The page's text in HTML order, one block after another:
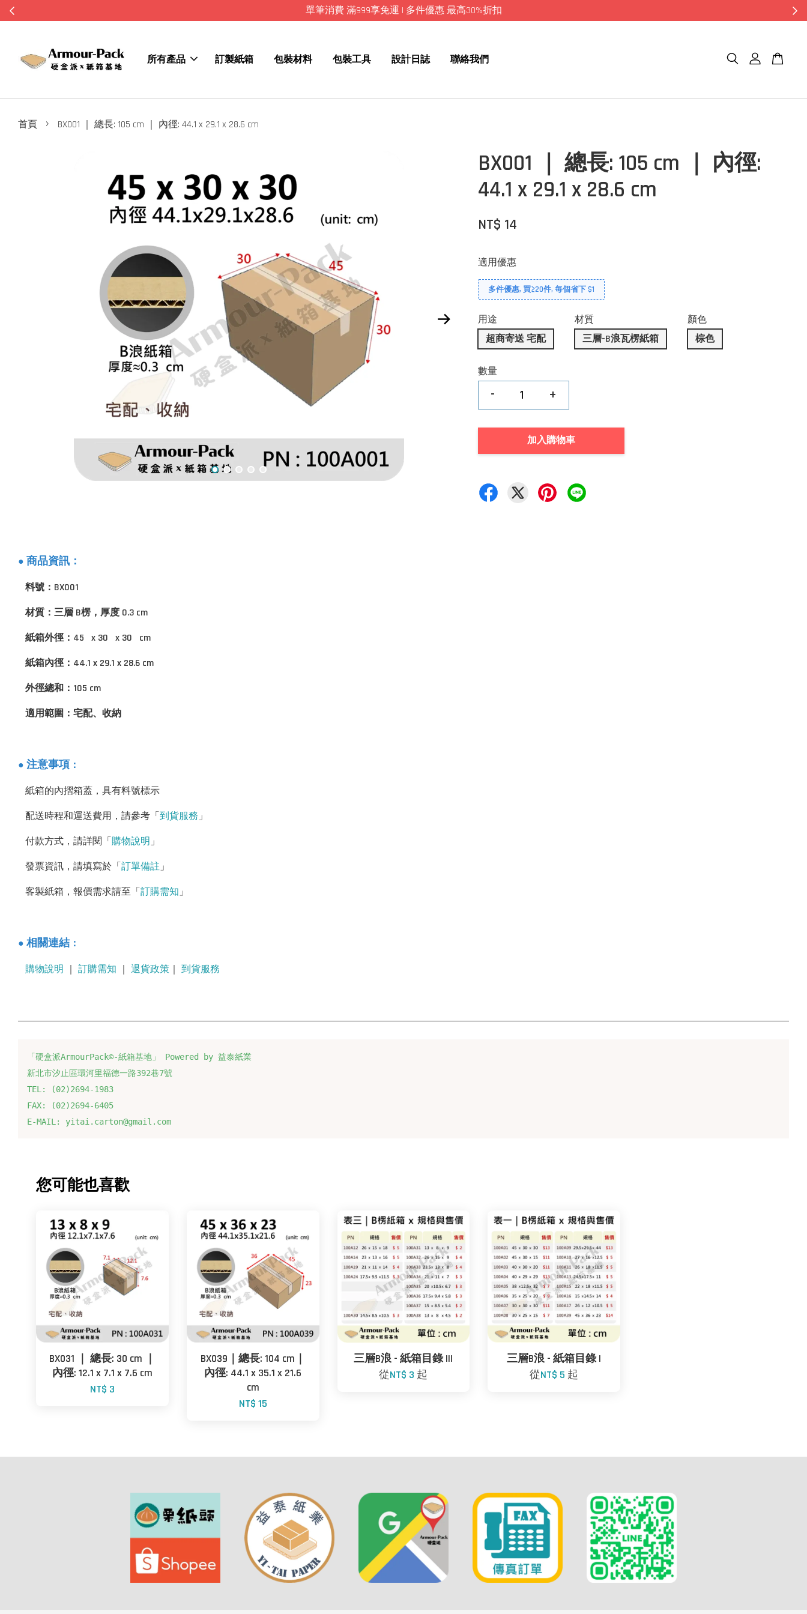
單筆消費 滿999享免運 | 多件優惠 最高30%折扣
所有產品 訂製紙箱 包裝材料 包裝工具 設計日誌 聯絡我們
首頁 › BX001 ｜ 總長: 105 cm ｜ 內徑: 44.1 x 29.1 x 28.6 cm
BX001 ｜ 總長: 105 cm ｜ 內徑:
44.1 x 29.1 x 28.6 cm
NT$ 14
適用優惠
多件優惠, 買≥20件, 每個省下 $1
用途
超商寄送 宅配
材質
三層-B浪瓦楞紙箱
顏色
棕色
數量
- +
加入購物車
● 商品資訊：
料號：BX001
材質：三層 B楞，厚度 0.3 cm
紙箱外徑：45 x 30 x 30 cm
紙箱內徑：44.1 x 29.1 x 28.6 cm
外徑總和：105 cm
適用範圍：宅配、收納
● 注意事項 ：
紙箱的內摺箱蓋，具有料號標示
配送時程和運送費用，請參考「 到貨服務 」
付款方式，請詳閱「 購物說明 」
發票資訊，請填寫於「 訂單備註 」
客製紙箱，報價需求請至「 訂購需知 」
● 相關連結 ：
購物說明 訂購需知 退貨政策 到貨服務
「硬盒派ArmourPack©-紙箱基地」 Powered by 益泰紙業
新北市汐止區環河里福德一路392巷7號
TEL: (02)2694-1983
FAX: (02)2694-6405
E-MAIL: yitai.carton@gmail.com
您可能也喜歡
BX031 ｜ 總長: 30 cm ｜
內徑: 12.1 x 7.1 x 7.6 cm
NT$ 3
BX039｜總長: 104 cm｜
內徑: 44.1 x 35.1 x 21.6
cm
NT$ 15
三層B浪 - 紙箱目錄 III
從NT$ 3 起
三層B浪 - 紙箱目錄 I
從NT$ 5 起